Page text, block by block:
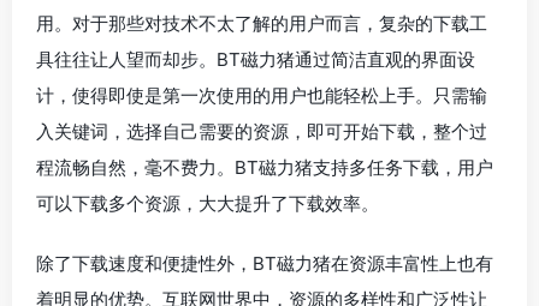
用。对于那些对技术不太了解的用户而言，复杂的下载工
具往往让人望而却步。BT磁力猪通过简洁直观的界面设
计，使得即使是第一次使用的用户也能轻松上手。只需输
入关键词，选择自己需要的资源，即可开始下载，整个过
程流畅自然，毫不费力。BT磁力猪支持多任务下载，用户
可以下载多个资源，大大提升了下载效率。
除了下载速度和便捷性外，BT磁力猪在资源丰富性上也有
着明显的优势。互联网世界中，资源的多样性和广泛性让